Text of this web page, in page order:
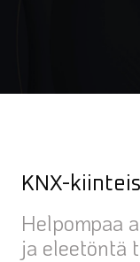
KNX-
Helpompaa
ja eleetöntä